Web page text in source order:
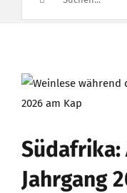
Zeige
grösseres
Jahrgang